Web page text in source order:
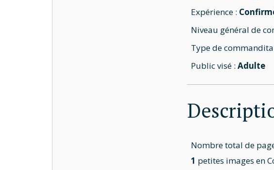
Expérience :
Niveau général de
Type de
Public visé : Adulte
Nombre total de
1 petites images en